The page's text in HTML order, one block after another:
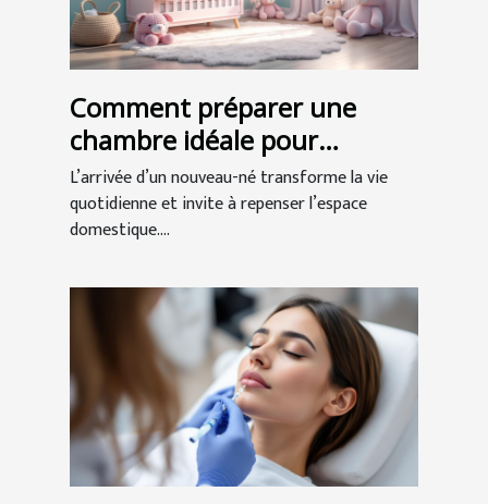
Comment préparer une
chambre idéale pour
l'arrivée de bébé ?
L’arrivée d’un nouveau-né transforme la vie
quotidienne et invite à repenser l’espace
domestique....